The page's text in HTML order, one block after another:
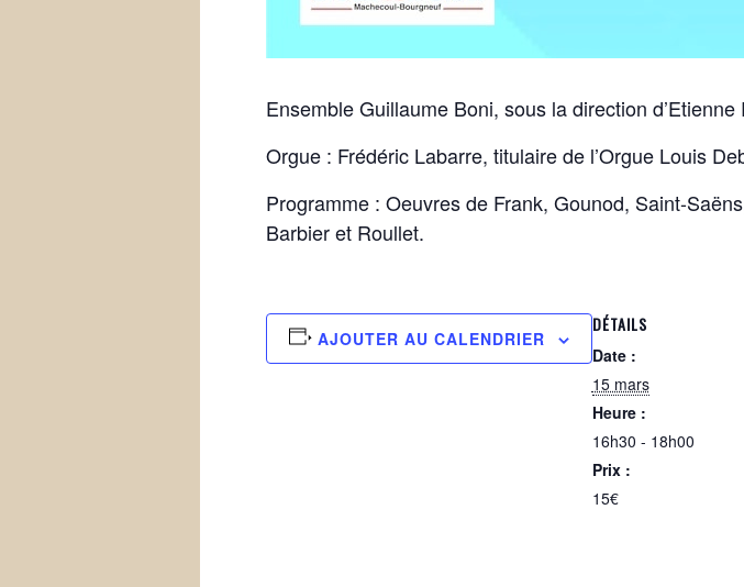
Ensemble Guillaume Boni, sous la direction d’Etienne
Orgue : Frédéric Labarre, titulaire de l’Orgue Louis
Programme : Oeuvres de Frank, Gounod, Saint-
Barbier et Roullet.
AJOUTER AU CALENDRIER
DÉTAILS
Date :
15 mars
Heure :
16h30 - 18h00
Prix :
15€